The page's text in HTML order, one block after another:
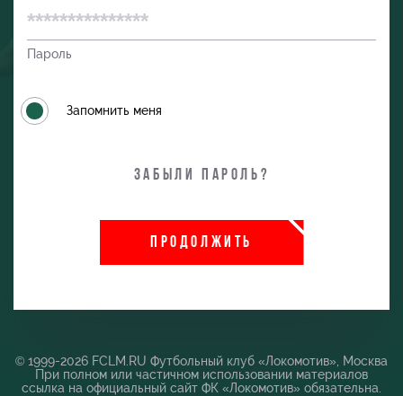
Пароль
Запомнить меня
Забыли пароль?
ПРОДОЛЖИТЬ
© 1999-2026 FCLM.RU Футбольный клуб «Локомотив», Москва
При полном или частичном использовании материалов
ссылка на официальный сайт ФК «Локомотив» обязательна.